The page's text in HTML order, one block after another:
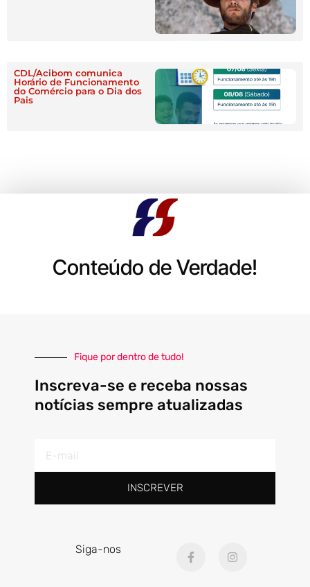
CDL/Acibom comunica
Horário de Funcionamento
do Comércio para o Dia dos
Pais
Conteúdo de Verdade!
Fique por dentro de tudo!
Inscreva-se e receba nossas
notícias sempre atualizadas
mail
INSCREVER
Siga-nos
a
n